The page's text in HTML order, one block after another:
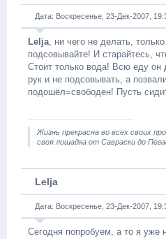
Дата: Воскресенье, 23-Дек-2007,
Lelja, ни чего не делать,
подсовывайте! И старайтесь,
Стоит только вода! Всю еду он
рук и не подсовывать, а
подошёл=свободен! Пусть
Жизнь прекрасна во всех своих
своя лошадка от Савраски до
Lelja
Дата: Воскресенье, 23-Дек-2007,
Сегодня попробуем, а то я уже